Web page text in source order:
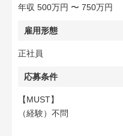
年収 500万円 〜 750万円
雇用形態
正社員
応募条件
【MUST】
（経験）不問